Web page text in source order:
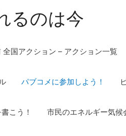
るのは今
全国アクション – アクション一覧
パブコメに参加しよう！
こう！ 市民のエネルギー気候